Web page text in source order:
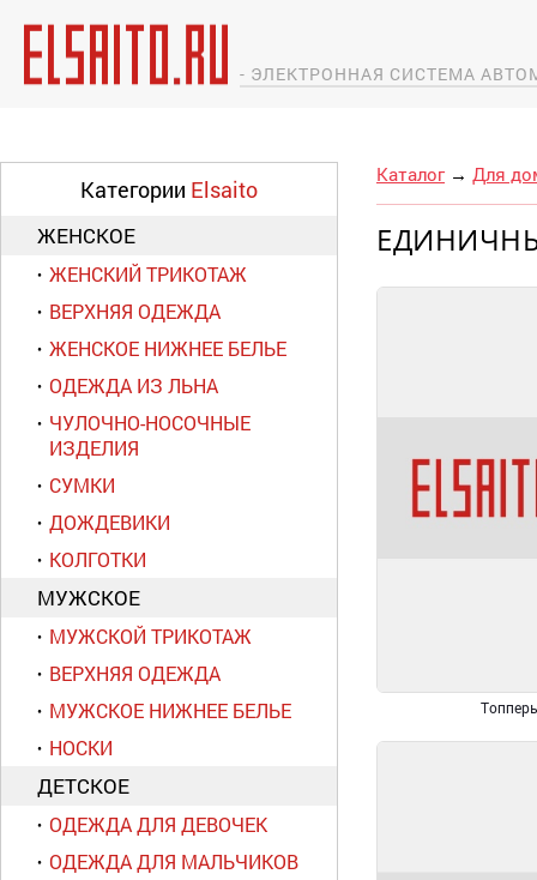
- ЭЛЕКТРОННАЯ СИСТЕМА
Категории Elsaito
ЖЕНСКОЕ
ЖЕНСКИЙ ТРИКОТАЖ
ВЕРХНЯЯ ОДЕЖДА
ЖЕНСКОЕ НИЖНЕЕ БЕЛЬЕ
ОДЕЖДА ИЗ ЛЬНА
ЧУЛОЧНО-НОСОЧНЫЕ
ИЗДЕЛИЯ
СУМКИ
ДОЖДЕВИКИ
КОЛГОТКИ
МУЖСКОЕ
МУЖСКОЙ ТРИКОТАЖ
ВЕРХНЯЯ ОДЕЖДА
МУЖСКОЕ НИЖНЕЕ БЕЛЬЕ
НОСКИ
ДЕТСКОЕ
ОДЕЖДА ДЛЯ ДЕВОЧЕК
ОДЕЖДА ДЛЯ МАЛЬЧИКОВ
Каталог → Для